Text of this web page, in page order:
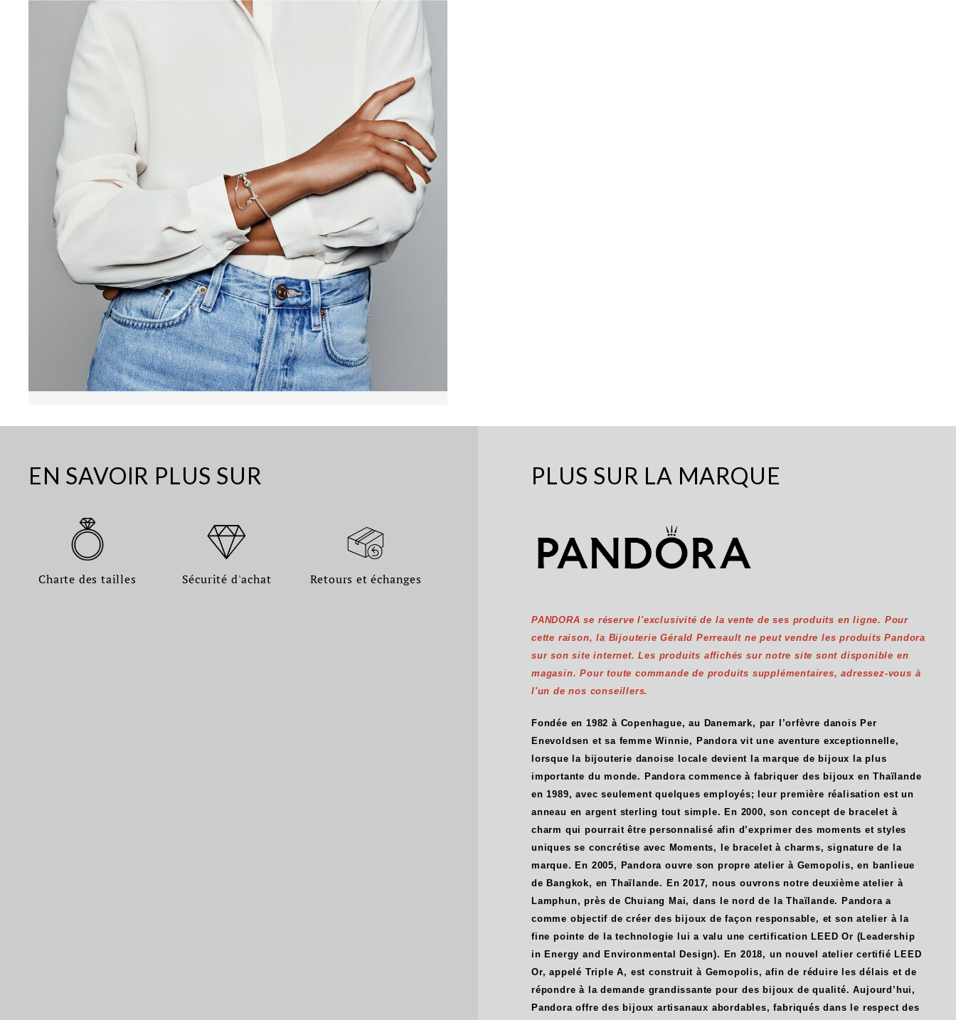
EN SAVOIR PLUS SUR
Charte des tailles Sécurité d'achat Retours et échanges
PLUS SUR LA MARQUE
PANDORA se réserve l'exclusivité de la vente de ses produits en ligne. Pour
cette raison, la Bijouterie Gérald Perreault ne peut vendre les produits Pandora
sur son site internet. Les produits affichés sur notre site sont disponible en
magasin. Pour toute commande de produits supplémentaires, adressez-vous à
l'un de nos conseillers.
Fondée en 1982 à Copenhague, au Danemark, par l’orfèvre danois Per
Enevoldsen et sa femme Winnie, Pandora vit une aventure exceptionnelle,
lorsque la bijouterie danoise locale devient la marque de bijoux la plus
importante du monde. Pandora commence à fabriquer des bijoux en Thaïlande
en 1989, avec seulement quelques employés; leur première réalisation est un
anneau en argent sterling tout simple. En 2000, son concept de bracelet à
charm qui pourrait être personnalisé afin d’exprimer des moments et styles
uniques se concrétise avec Moments, le bracelet à charms, signature de la
marque. En 2005, Pandora ouvre son propre atelier à Gemopolis, en banlieue
de Bangkok, en Thaïlande. En 2017, nous ouvrons notre deuxième atelier à
Lamphun, près de Chuiang Mai, dans le nord de la Thaïlande. Pandora a
comme objectif de créer des bijoux de façon responsable, et son atelier à la
fine pointe de la technologie lui a valu une certification LEED Or (Leadership
in Energy and Environmental Design). En 2018, un nouvel atelier certifié LEED
Or, appelé Triple A, est construit à Gemopolis, afin de réduire les délais et de
répondre à la demande grandissante pour des bijoux de qualité. Aujourd’hui,
Pandora offre des bijoux artisanaux abordables, fabriqués dans le respect des